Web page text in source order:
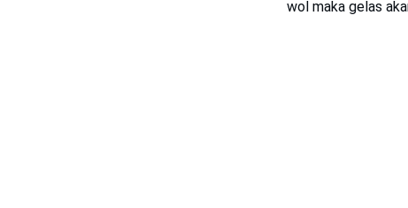
wol maka gelas